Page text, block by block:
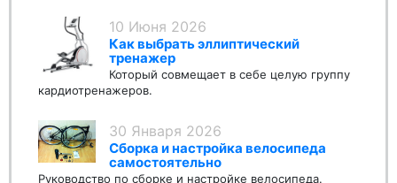
10 Июня 2026
Как выбрать эллиптический
тренажер
Который совмещает в себе целую группу
кардиотренажеров.
30 Января 2026
Сборка и настройка велосипеда
самостоятельно
Руководство по сборке и настройке велосипеда.